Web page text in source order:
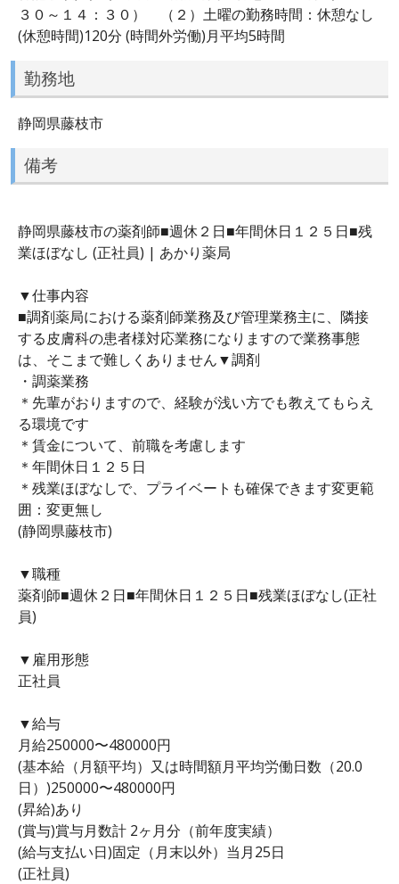
３０～１４：３０） （２）土曜の勤務時間：休憩なし
(休憩時間)120分 (時間外労働)月平均5時間
勤務地
静岡県藤枝市
備考
静岡県藤枝市の薬剤師■週休２日■年間休日１２５日■残
業ほぼなし (正社員) | あかり薬局
▼仕事内容
■調剤薬局における薬剤師業務及び管理業務主に、隣接
する皮膚科の患者様対応業務になりますので業務事態
は、そこまで難しくありません▼調剤
・調薬業務
＊先輩がおりますので、経験が浅い方でも教えてもらえ
る環境です
＊賃金について、前職を考慮します
＊年間休日１２５日
＊残業ほぼなしで、プライベートも確保できます変更範
囲：変更無し
(静岡県藤枝市)
▼職種
薬剤師■週休２日■年間休日１２５日■残業ほぼなし(正社
員)
▼雇用形態
正社員
▼給与
月給250000〜480000円
(基本給（月額平均）又は時間額月平均労働日数（20.0
日）)250000〜480000円
(昇給)あり
(賞与)賞与月数計 2ヶ月分（前年度実績）
(給与支払い日)固定（月末以外）当月25日
(正社員)